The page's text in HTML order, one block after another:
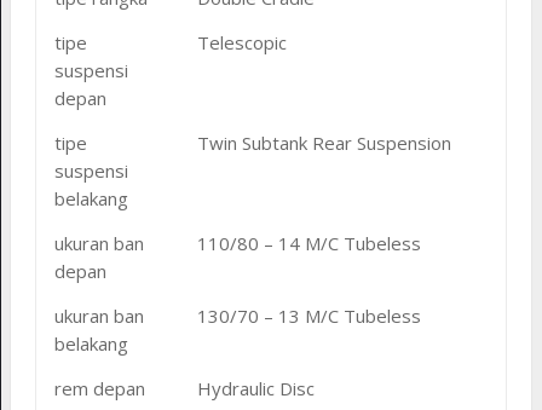
tipe
suspensi
depan
Telescopic
tipe
suspensi
belakang
Twin Subtank Rear Suspension
ukuran ban
depan
110/80 – 14 M/C Tubeless
ukuran ban
belakang
130/70 – 13 M/C Tubeless
rem depan
Hydraulic Disc